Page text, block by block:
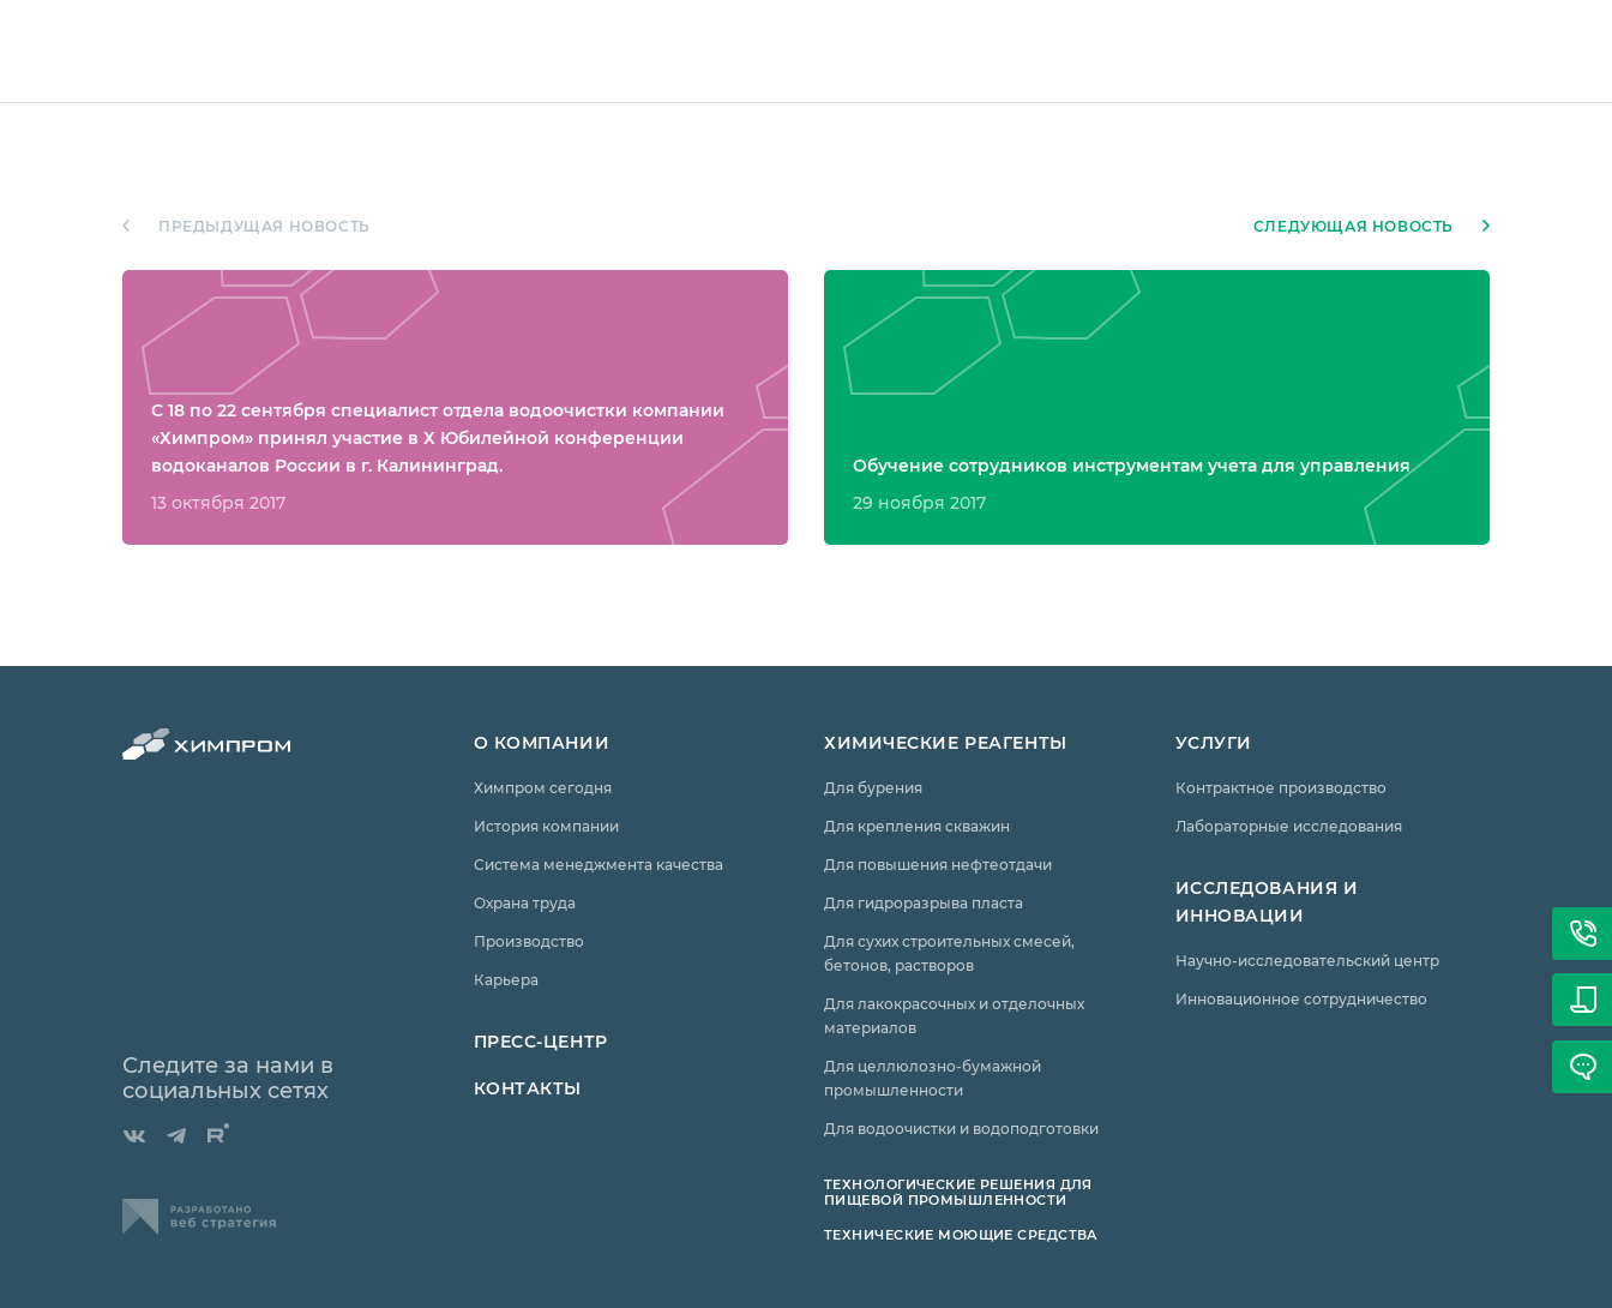
ПРЕДЫДУЩАЯ НОВОСТЬ
С 18 по 22 сентября специалист отдела водоочистки компании
«Химпром» принял участие в Х Юбилейной конференции
водоканалов России в г. Калининград.
13 октября 2017
СЛЕДУЮЩАЯ НОВОСТЬ
Обучение сотрудников инструментам учета для управления
29 ноября 2017
Следите за нами в
социальных сетях
О КОМПАНИИ
Химпром сегодня
История компании
Система менеджмента качества
Охрана труда
Производство
Карьера
ПРЕСС-ЦЕНТР
КОНТАКТЫ
ХИМИЧЕСКИЕ РЕАГЕНТЫ
Для бурения
Для крепления скважин
Для повышения нефтеотдачи
Для гидроразрыва пласта
Для сухих строительных смесей,
бетонов, растворов
Для лакокрасочных и отделочных
материалов
Для целлюлозно-бумажной
промышленности
Для водоочистки и водоподготовки
ТЕХНОЛОГИЧЕСКИЕ РЕШЕНИЯ ДЛЯ
ПИЩЕВОЙ ПРОМЫШЛЕННОСТИ
ТЕХНИЧЕСКИЕ МОЮЩИЕ СРЕДСТВА
УСЛУГИ
Контрактное производство
Лабораторные исследования
ИССЛЕДОВАНИЯ И
ИННОВАЦИИ
Научно-исследовательский центр
Инновационное сотрудничество